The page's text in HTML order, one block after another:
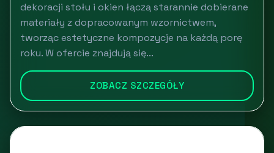
dekoracji stołu i okien łączą starannie dobierane
materiały z dopracowanym wzornictwem,
tworząc estetyczne kompozycje na każdą porę
roku. W ofercie znajdują się...
ZOBACZ SZCZEGÓŁY